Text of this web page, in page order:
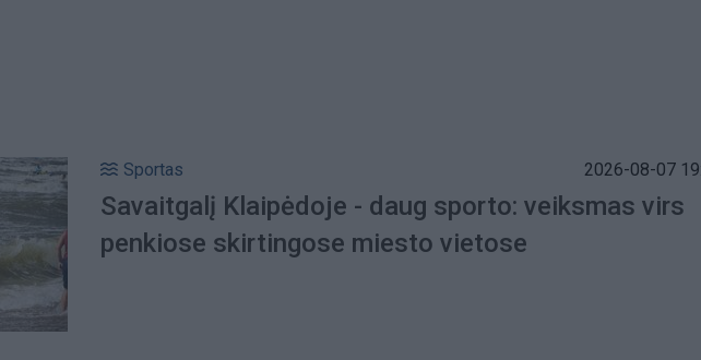
Sportas 2026-08-07
Savaitgalį Klaipėdoje - daug sporto: veiksmas virs
penkiose skirtingose miesto vietose